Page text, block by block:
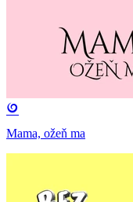
Mama, ožeň ma